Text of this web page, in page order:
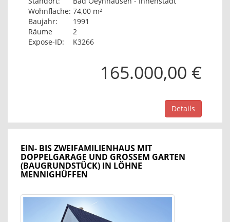
Wohnfläche: 74,00 m²
Baujahr:
1991
Räume
2
Expose-ID:
K3266
165.000,00 €
Details
EIN- BIS ZWEIFAMILIENHAUS MIT
DOPPELGARAGE UND GROSSEM GARTEN (
BAUGRUNDSTÜCK) IN LÖHNE M
ENNIGHÜFFEN